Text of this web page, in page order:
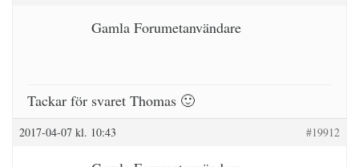
Gamla Forumetanvändare
Tackar för svaret Thomas 🙂
2017-04-07 kl. 10:43 #19912